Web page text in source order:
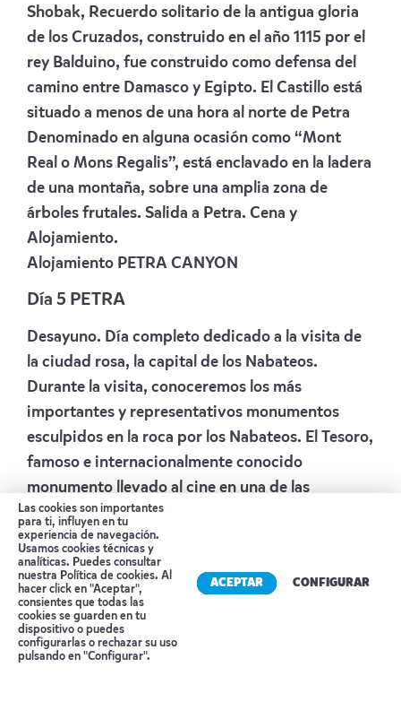
Shobak, Recuerdo solitario de la antigua gloria
de los Cruzados, construido en el año 1115 por el
rey Balduino, fue construido como defensa del
camino entre Damasco y Egipto. El Castillo está
situado a menos de una hora al norte de Petra
Denominado en alguna ocasión como “Mont
Real o Mons Regalis”, está enclavado en la ladera
de una montaña, sobre una amplia zona de
árboles frutales. Salida a Petra. Cena y
Alojamiento.
Alojamiento PETRA CANYON
Día 5 PETRA
Desayuno. Día completo dedicado a la visita de
la ciudad rosa, la capital de los Nabateos.
Durante la visita, conoceremos los más
importantes y representativos monumentos
esculpidos en la roca por los Nabateos. El Tesoro,
famoso e internacionalmente conocido
monumento llevado al cine en una de las
películas de Indiana Jones, las Tumbas de
Colores, las Tumbas Reales, etc. Petra es uno de
esos lugares del mundo en el que al menos hay
que ir una vez en la vida. Al finalizar la visita, ya
por la tarde, regreso al hotel. Cena y
Alojamiento.
AlojamientoPETRA CANYON
Reserva tu cita
Las cookies son importantes
para ti, influyen en tu
experiencia de navegación.
Usamos cookies técnicas y
analíticas. Puedes consultar
nuestra Política de cookies. Al
hacer click en "Aceptar",
consientes que todas las
cookies se guarden en tu
dispositivo o puedes
configurarlas o rechazar su uso
pulsando en "Configurar".
ACEPTAR CONFIGURAR